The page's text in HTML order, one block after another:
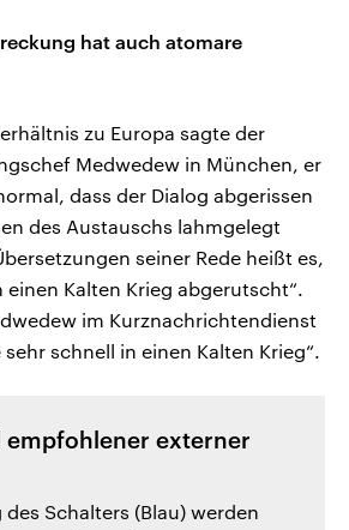
hat auch atomare
zu Europa sagte der
Medwedew in München, er
dass der Dialog abgerissen
des Austauschs lahmgelegt
seiner Rede heißt es,
einen Kalten Krieg abgerutscht“.
im Kurznachrichtendienst
schnell in einen Kalten Krieg“.
empfohlener externer
Schalters (Blau) werden